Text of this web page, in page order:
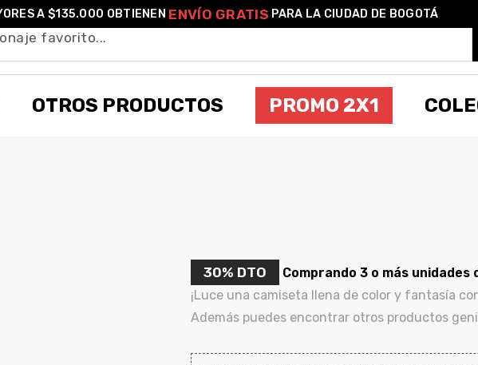
A $135.000 OBTIENEN ENVÍO GRATIS PARA LA CIUDAD DE BOGOTÁ
OTROS PRODUCTOS PROMO 2X1
30% DTO
Comprando 3 o más
¡Luce una camiseta llena de color y fantasía
Además puedes encontrar otros productos